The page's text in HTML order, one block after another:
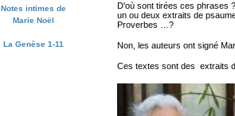
Notes intimes de
Marie Noël
La Genèse 1-11
D'où sont tirées ces phrases
un ou deux extraits de
Proverbes …?
Non, les auteurs ont signé
Ces textes sont des extraits